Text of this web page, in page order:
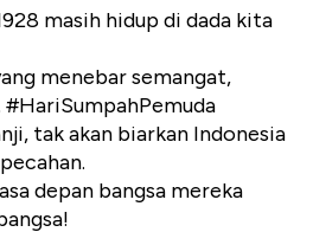
masih hidup di dada kita
menebar semangat,
#HariSumpahPemuda
tak akan biarkan Indonesia
depan bangsa mereka